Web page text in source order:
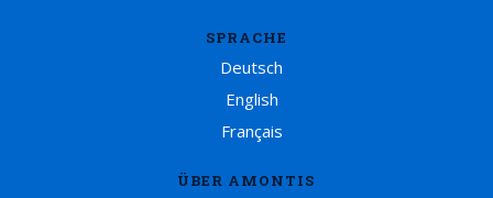
SPRACHE
Deutsch
English
Français
ÜBER AMONTIS